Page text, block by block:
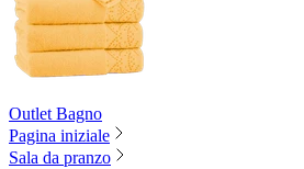
Outlet Bagno
Pagina iniziale
Sala da pranzo